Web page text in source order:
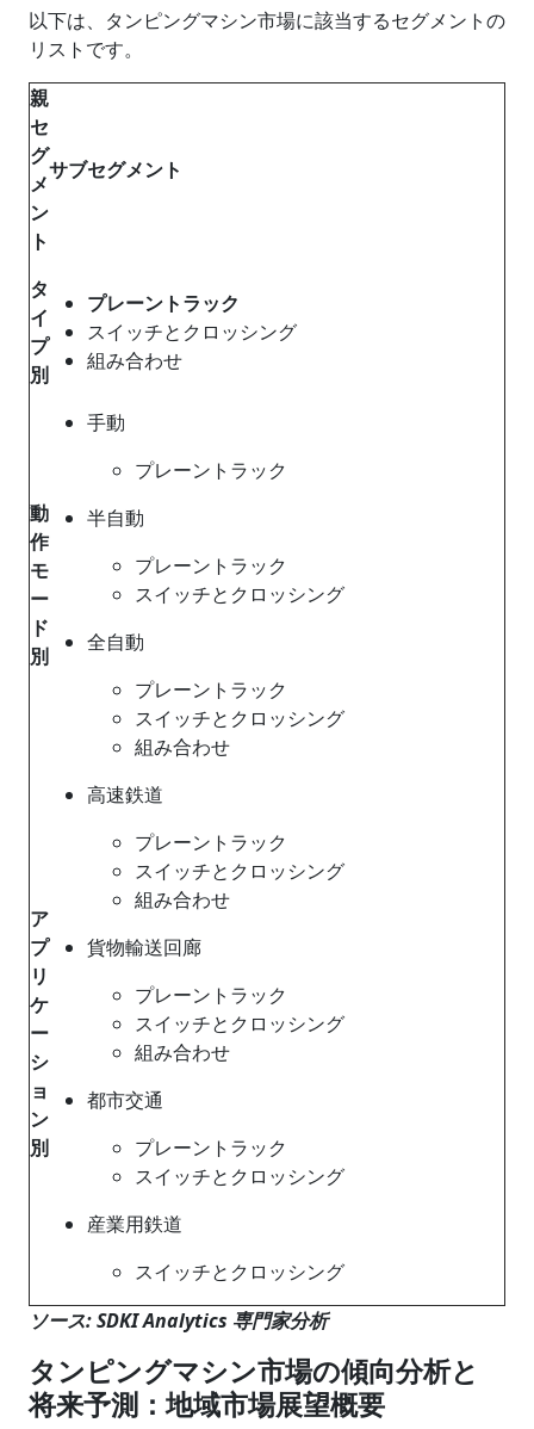
以下は、タンピングマシン市場に該当するセグメントの
リストです。
親
セ
グ
メ
ン
ト
サブセグメント
タ
イ
プ
別
プレーントラック
スイッチとクロッシング
組み合わせ
動
作
モ
ー
ド
別
手動
プレーントラック
半自動
プレーントラック
スイッチとクロッシング
全自動
プレーントラック
スイッチとクロッシング
組み合わせ
ア
プ
リ
ケ
ー
シ
ョ
ン
別
高速鉄道
プレーントラック
スイッチとクロッシング
組み合わせ
貨物輸送回廊
プレーントラック
スイッチとクロッシング
組み合わせ
都市交通
プレーントラック
スイッチとクロッシング
産業用鉄道
スイッチとクロッシング
ソース: SDKI Analytics 専門家分析
タンピングマシン市場の傾向分析と
将来予測：地域市場展望概要